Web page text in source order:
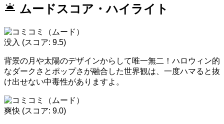
wb_twilight ムードスコア・ハイライト
没入 (スコア: 9.5)
背景の月や太陽のデザインからして唯一無二！ハロウィン的
なダークさとポップさが融合した世界観は、一度ハマると抜
け出せない中毒性がありますよ。
爽快 (スコア: 9.0)